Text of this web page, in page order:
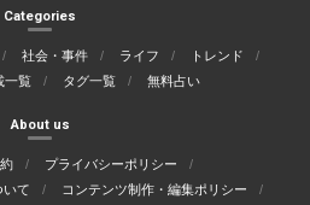
Categories
社会・事件 ライフ
トレンド
一覧 タグ一覧 無料占い
About us
プライバシーポリシー
いて
コンテンツ制作・編集ポリシー